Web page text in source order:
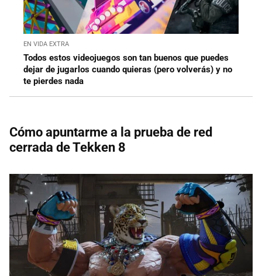
EN VIDA EXTRA
Todos estos videojuegos son tan buenos que puedes
dejar de jugarlos cuando quieras (pero volverás) y no
te pierdes nada
Cómo apuntarme a la prueba de red
cerrada de Tekken 8